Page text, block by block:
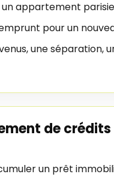
appartement
pour un
une séparation,
de
un prêt